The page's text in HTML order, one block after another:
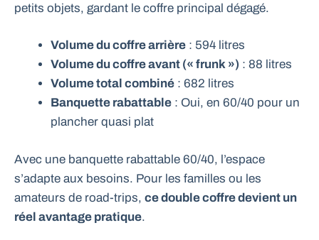
petits objets, gardant le coffre principal dégagé.
Volume du coffre arrière : 594 litres
Volume du coffre avant (« frunk ») : 88 litres
Volume total combiné : 682 litres
Banquette rabattable : Oui, en 60/40 pour un
plancher quasi plat
Avec une banquette rabattable 60/40, l’espace
s’adapte aux besoins. Pour les familles ou les
amateurs de road-trips, ce double coffre devient un
réel avantage pratique.